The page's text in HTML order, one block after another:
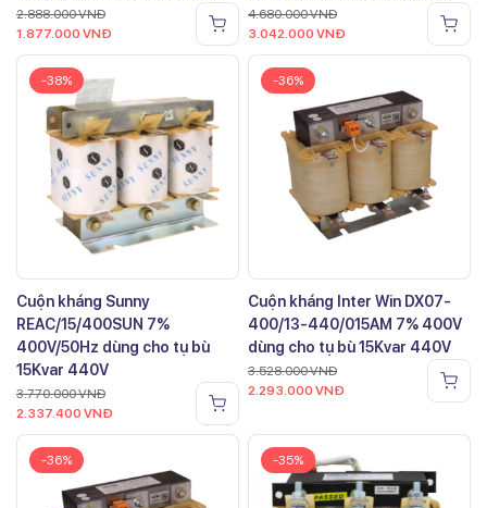
2.888.000VNĐ
1.877.000 VNĐ
4.680.000VNĐ
3.042.000 VNĐ
-38%
Cuộn kháng Sunny
REAC/15/400SUN 7%
400V/50Hz dùng cho tụ bù
15Kvar 440V
3.770.000VNĐ
2.337.400 VNĐ
-36%
Cuộn kháng Inter Win DX07-
400/13-440/015AM 7% 400V
dùng cho tụ bù 15Kvar 440V
3.528.000VNĐ
2.293.000 VNĐ
-36% -35%